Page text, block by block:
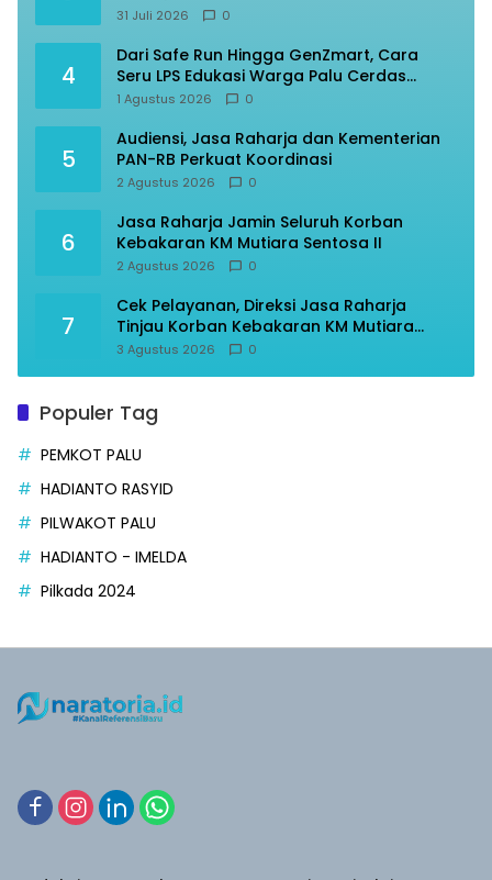
31 Juli 2026 0
4
Dari Safe Run Hingga GenZmart, Cara
Seru LPS Edukasi Warga Palu Cerdas
Finansial
1 Agustus 2026 0
5
Audiensi, Jasa Raharja dan Kementerian
PAN-RB Perkuat Koordinasi
2 Agustus 2026 0
6
Jasa Raharja Jamin Seluruh Korban
Kebakaran KM Mutiara Sentosa II
2 Agustus 2026 0
7
Cek Pelayanan, Direksi Jasa Raharja
Tinjau Korban Kebakaran KM Mutiara
Sentosa II
3 Agustus 2026 0
Populer Tag
PEMKOT PALU
HADIANTO RASYID
PILWAKOT PALU
HADIANTO - IMELDA
Pilkada 2024